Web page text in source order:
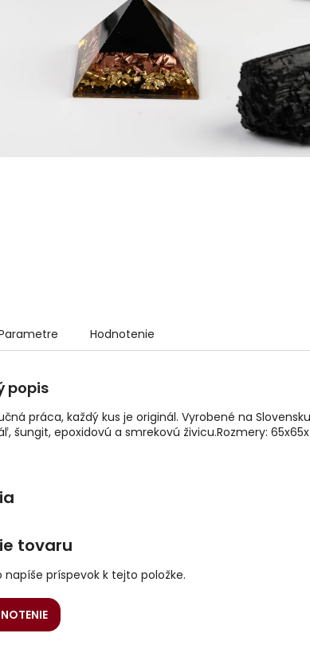
Hodnotenie
popis
práca, každý kus je originál. Vyrobené na
šungit, epoxidovú a smrekovú živicu.Rozmery:
tovaru
napíše príspevok k tejto položke.